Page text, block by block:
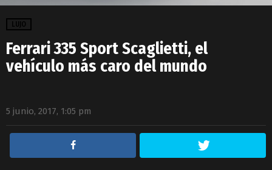
LUJO
Ferrari 335 Sport Scaglietti, el
vehículo más caro del mundo
5 junio, 2017, 1:05 pm